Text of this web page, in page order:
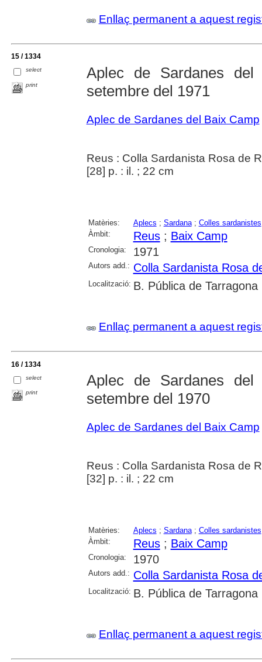
Enllaç permanent a aquest
15 / 1334
select
print
Aplec de Sardanes
setembre del 1971
Aplec de Sardanes del Baix Camp
Reus : Colla Sardanista Rosa de
[28] p. : il. ; 22 cm
Matèries: Aplecs ; Sardana; Colles sardanistes
Àmbit:
Reus; Baix Camp
Cronologia: 1971
Autors add.: Colla Sardanista Rosa
Localització: B. Pública de Tarragona
Enllaç permanent a aquest
16 / 1334
select
print
Aplec de Sardanes
setembre del 1970
Aplec de Sardanes del Baix Camp
Reus : Colla Sardanista Rosa de
[32] p. : il. ; 22 cm
Matèries: Aplecs ; Sardana; Colles sardanistes
Àmbit:
Reus; Baix Camp
Cronologia: 1970
Autors add.: Colla Sardanista Rosa
Localització: B. Pública de Tarragona
Enllaç permanent a aquest